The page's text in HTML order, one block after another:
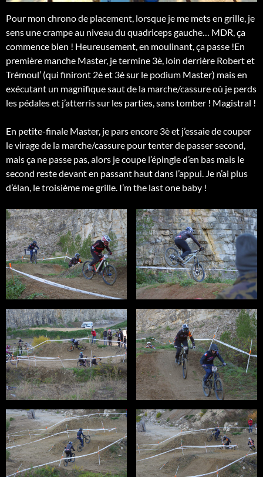
Pour mon chrono de placement, lorsque je me mets en grille, je
sens une crampe au niveau du quadriceps gauche… MDR, ça
commence bien ! Heureusement, en moulinant, ça passe !En
première manche Master, je termine 3è, loin derrière Robert et
Trémoul’ (qui finiront 2è et 3è sur le podium Master) mais en
exécutant un magnifique saut de la marche/cassure où je perds
les pédales et j’atterris sur les parties, sans tomber ! Magistral !
En petite-finale Master, je pars encore 3è et j’essaie de couper
le virage de la marche/cassure pour tenter de passer second,
mais ça ne passe pas, alors je coupe l’épingle d’en bas mais le
second reste devant en passant haut dans l’appui. Je n’ai plus
d’élan, le troisième me grille. I’m the last one baby !